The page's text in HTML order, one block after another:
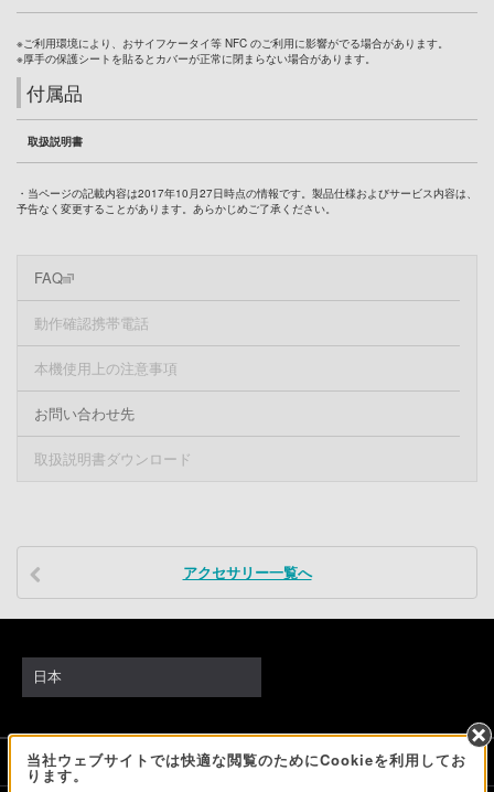
※ご利用環境により、おサイフケータイ等 NFC のご利用に影響がでる場合があります。
※厚手の保護シートを貼るとカバーが正常に閉まらない場合があります。
付属品
取扱説明書
・当ページの記載内容は2017年10月27日時点の情報です。製品仕様およびサービス内容は、
予告なく変更することがあります。あらかじめご了承ください。
FAQ
動作確認携帯電話
本機使用上の注意事項
お問い合わせ先
取扱説明書ダウンロード
アクセサリー一覧へ
当社ウェブサイトでは快適な閲覧のためにCookieを利用してお
ります。
日本
ソニーストアでのお買い物にあたって